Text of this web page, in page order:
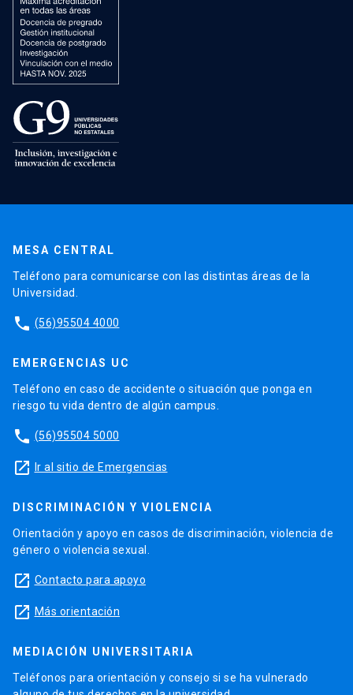
MESA CENTRAL
Teléfono para comunicarse con las distintas áreas de la
Universidad.
phone (56)95504 4000
EMERGENCIAS UC
Teléfono en caso de accidente o situación que ponga en
riesgo tu vida dentro de algún campus.
phone (56)95504 5000
launch Ir al sitio de Emergencias
DISCRIMINACIÓN Y VIOLENCIA
Orientación y apoyo en casos de discriminación, violencia de
género o violencia sexual.
launch Contacto para apoyo
launch Más orientación
MEDIACIÓN UNIVERSITARIA
Teléfonos para orientación y consejo si se ha vulnerado